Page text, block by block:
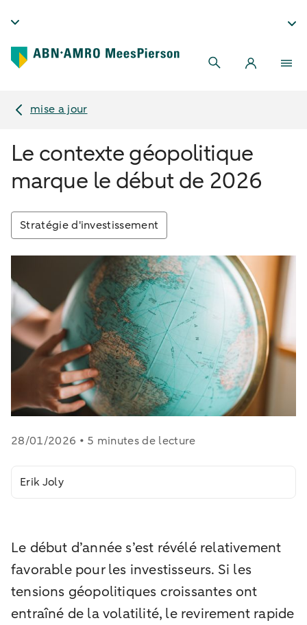
mise a jour
Le contexte géopolitique
marque le début de 2026
Stratégie d'investissement
28/01/2026 • 5 minutes de lecture
Erik Joly
Le début d’année s’est révélé relativement
favorable pour les investisseurs. Si les
tensions géopolitiques croissantes ont
entraîné de la volatilité, le revirement rapide